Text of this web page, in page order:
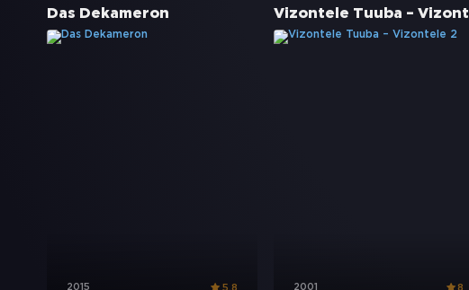
Das Dekameron
2015 2001